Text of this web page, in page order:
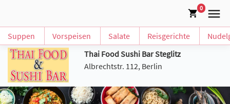
0
Suppen Vorspeisen Salate Reisgerichte
Thai Food Sushi Bar Steglitz
Albrechtstr. 112, Berlin